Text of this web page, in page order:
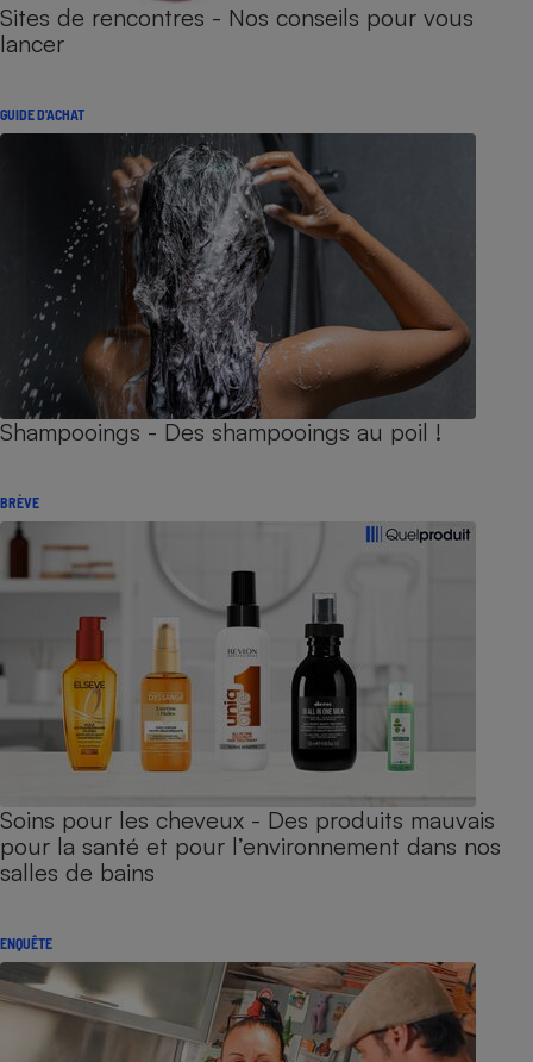
Sites de rencontres - Nos conseils pour vous
lancer
GUIDE D'ACHAT
Shampooings - Des shampooings au poil !
BRÈVE
Soins pour les cheveux - Des produits mauvais
pour la santé et pour l’environnement dans nos
salles de bains
ENQUÊTE